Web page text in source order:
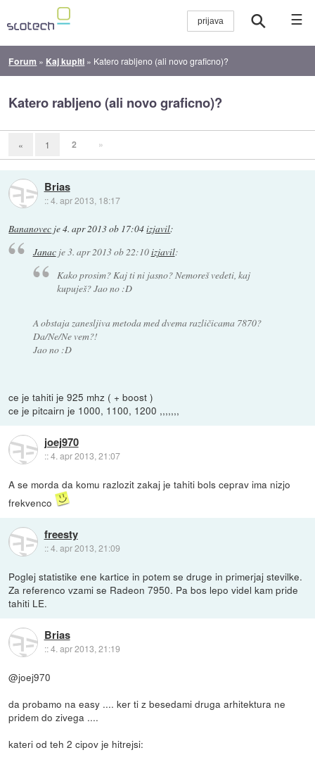
☰
Forum » Kaj kupiti » Katero rabljeno (ali novo graficno)?
Katero rabljeno (ali novo graficno)?
« 1 2 »
Brias
::4. apr 2013, 18:17
Bananovec je4. apr 2013 ob 17:04izjavil:
Janacje3. apr 2013 ob 22:10izjavil:
Kako prosim? Kaj ti ni jasno? Nemoreš vedeti, kaj
kupuješ? Jao no :D
A obstaja zanesljiva metoda med dvema različicama 7870?
Da/Ne/Ne vem?!
Jao no :D
ce je tahiti je 925 mhz ( + boost )
ce je pitcairn je 1000, 1100, 1200 ,,,,,,,
joej970
::4. apr 2013, 21:07
A se morda da komu razlozit zakaj je tahiti bols ceprav ima nizjo
frekvenco
freesty
::4. apr 2013, 21:09
Poglej statistike ene kartice in potem se druge in primerjaj stevilke.
Za referenco vzami se Radeon 7950. Pa bos lepo videl kam pride
tahiti LE.
Brias
::4. apr 2013, 21:19
@joej970
da probamo na easy .... ker ti z besedami druga arhitektura ne
pridem do zivega ....
kateri od teh 2 cipov je hitrejsi: